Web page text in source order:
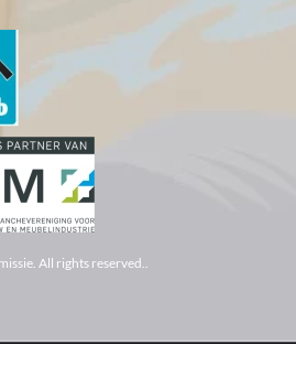
All rights reserved..